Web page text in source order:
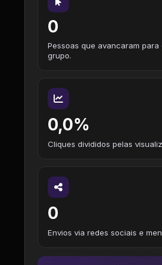
0
Pessoas que avancaram para
grupo.
0,0%
Cliques divididos pelas
0
Envios via redes sociais e